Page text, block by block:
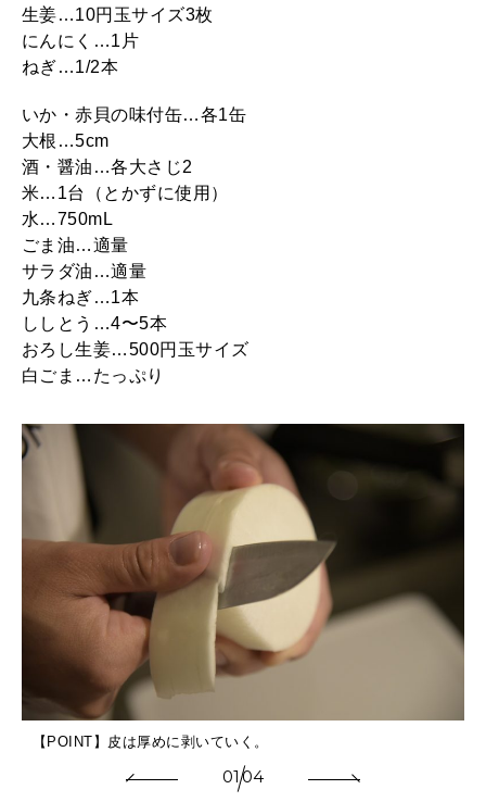
2025年12月号「お酒の新常識。」
生姜…10円玉サイズ3枚
にんにく…1片
ねぎ…1/2本
いか・赤貝の味付缶…各1缶
大根…5cm
酒・醤油…各大さじ2
米…1台（とかずに使用）
水…750mL
ごま油…適量
サラダ油…適量
九条ねぎ…1本
ししとう…4〜5本
おろし生姜…500円玉サイズ
白ごま…たっぷり
【POINT】皮は厚めに剥いていく。
0104